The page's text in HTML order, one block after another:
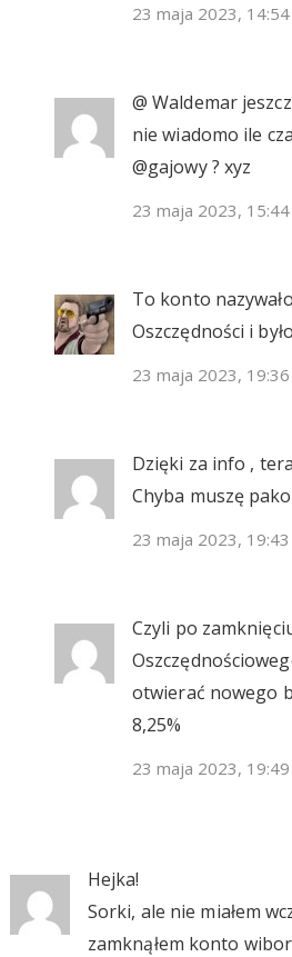
23 maja 2023, 14:54
@ Waldemar
nie wiadomo ile
@gajowy ? xyz
23 maja 2023, 15:44
To konto
Oszczędności i
23 maja 2023, 19:36
Dzięki za info ,
Chyba muszę
23 maja 2023, 19:43
Czyli po
otwierać nowego
8,25%
23 maja 2023, 19:49
Hejka!
Sorki, ale nie miałem
zamknąłem konto